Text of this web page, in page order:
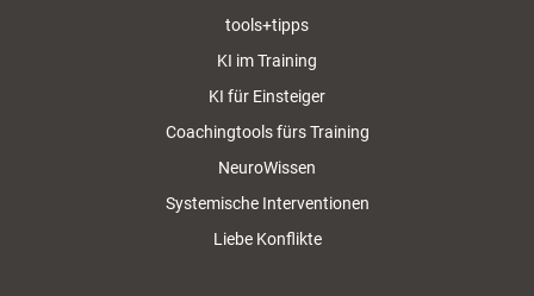
tools+tipps
KI im Training
KI für Einsteiger
Coachingtools fürs Training
NeuroWissen
Systemische Interventionen
Liebe Konflikte